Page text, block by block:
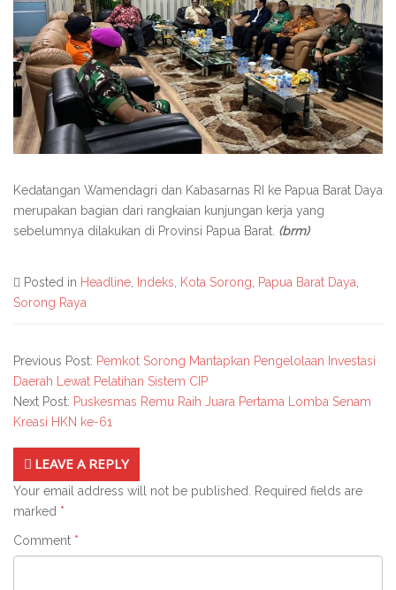
Kedatangan Wamendagri dan Kabasarnas RI ke Papua Barat Daya
merupakan bagian dari rangkaian kunjungan kerja yang
sebelumnya dilakukan di Provinsi Papua Barat. (brm)
Posted in Headline Indeks Kota Sorong Papua Barat Daya
Sorong Raya
Previous Post: Pemkot Sorong Mantapkan Pengelolaan Investasi
Daerah Lewat Pelatihan Sistem CIP
Next Post: Puskesmas Remu Raih Juara Pertama Lomba Senam
Kreasi HKN ke-61
LEAVE A REPLY
Your email address will not be published.
Required fields are
marked *
Comment *